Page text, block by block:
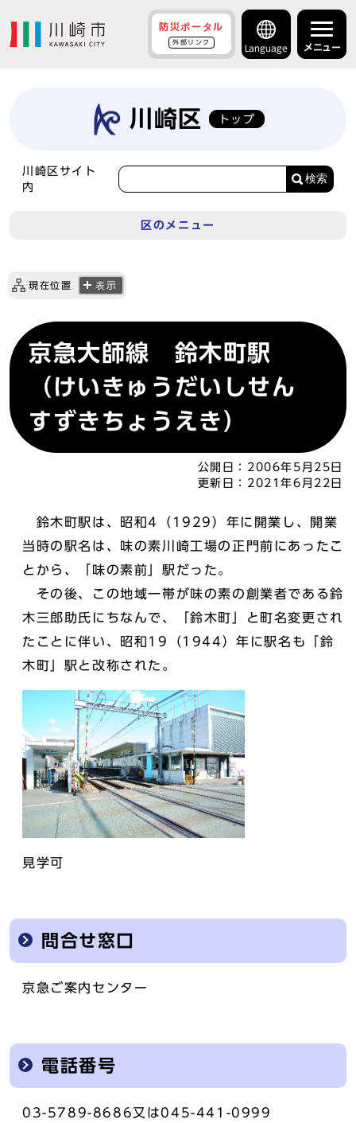
防災ポータル
外部リンク
Language メニュー
川崎区 トップ
川崎区サイト
内
検索
区のメニュー
現在位置 表示
京急大師線 鈴木町駅
（けいきゅうだいしせん
すずきちょうえき）
公開日： 2006年5月25日
更新日： 2021年6月22日
鈴木町駅は、昭和4（1929）年に開業し、開業
当時の駅名は、味の素川崎工場の正門前にあったこ
とから、「味の素前」駅だった。
その後、この地域一帯が味の素の創業者である鈴
木三郎助氏にちなんで、「鈴木町」と町名変更され
たことに伴い、昭和19（1944）年に駅名も「鈴
木町」駅と改称された。
見学可
問合せ窓口
京急ご案内センター
電話番号
03-5789-8686又は045-441-0999